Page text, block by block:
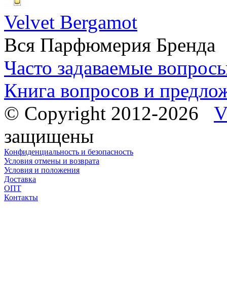
Velvet Bergamot
Вся Парфюмерия Бренда
Часто задаваемые
Книга вопросов и
© Copyright 2012-2026
защищены
Конфиденциальность и безопасность
Условия отмены и возврата
Условия и положения
Доставка
ОПТ
Контакты